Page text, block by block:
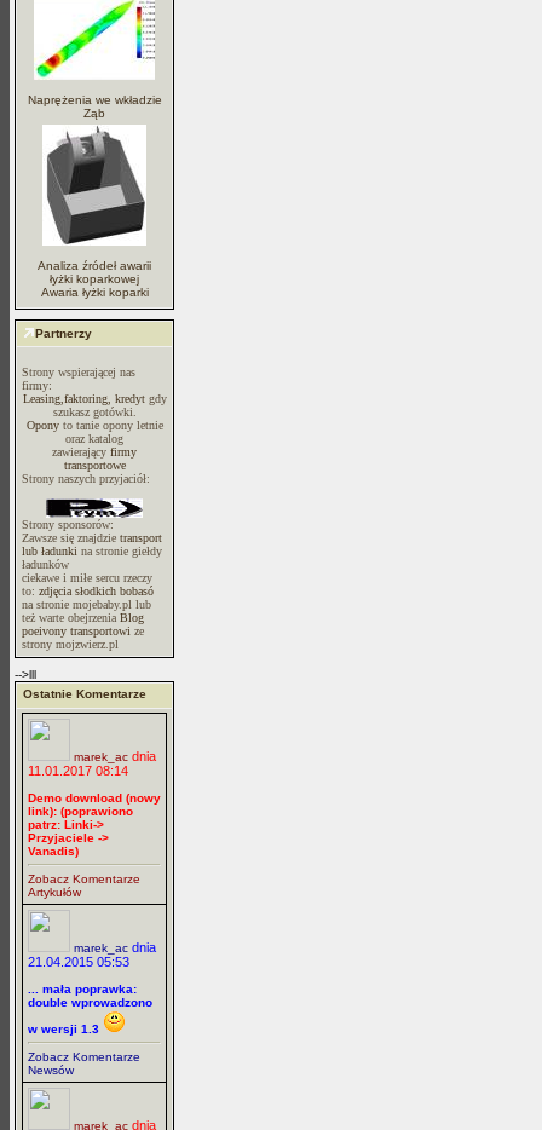
Naprężenia we wkładzie
Ząb
Analiza źródeł awarii
łyżki koparkowej
Awaria łyżki koparki
Partnerzy
Strony wspierającej nas
firmy:
Leasing,faktoring, kredytgdy
szukasz gotówki.
Oponyto tanie opony letnie
oraz katalog
zawierający firmy
transportowe
Strony naszych przyjaciół:
Strony sponsorów:
Zawsze się znajdzie transport
lub ładunki na stronie giełdy
ładunków
ciekawe i miłe sercu rzeczy
to: zdjęcia słodkich bobasó
na stronie mojebaby.pl lub
też warte obejrzenia Blog
poeivony transportowi ze
strony mojzwierz.pl
-->lll
Ostatnie Komentarze
marek_ac dnia
11.01.2017 08:14
Demo download (nowy
link): (poprawiono
patrz: Linki->
Przyjaciele ->
Vanadis)
Zobacz Komentarze
Artykułów
marek_ac dnia
21.04.2015 05:53
... mała poprawka:
double wprowadzono
w wersji 1.3
Zobacz Komentarze
Newsów
marek_ac dnia